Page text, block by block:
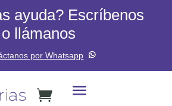
ayuda? Escríbenos
o llámanos
por Whatsapp